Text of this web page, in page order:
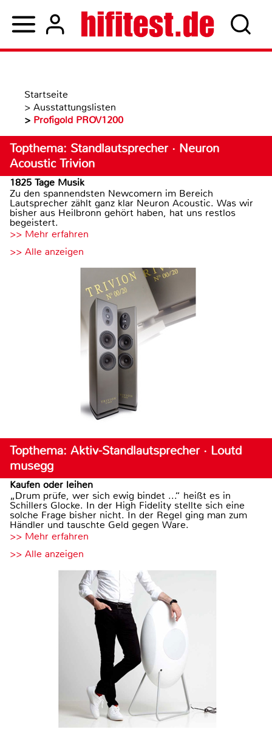
Startseite
> Ausstattungslisten
> Profigold PROV1200
Topthema: Standlautsprecher · Neuron
Acoustic Trivion
1825 Tage Musik
Zu den spannendsten Newcomern im Bereich
Lautsprecher zählt ganz klar Neuron Acoustic. Was wir
bisher aus Heilbronn gehört haben, hat uns restlos
begeistert.
>> Mehr erfahren
>> Alle anzeigen
Topthema: Aktiv-Standlautsprecher · Loutd
musegg
Kaufen oder leihen
„Drum prüfe, wer sich ewig bindet ...“ heißt es in
Schillers Glocke. In der High Fidelity stellte sich eine
solche Frage bisher nicht. In der Regel ging man zum
Händler und tauschte Geld gegen Ware.
>> Mehr erfahren
>> Alle anzeigen